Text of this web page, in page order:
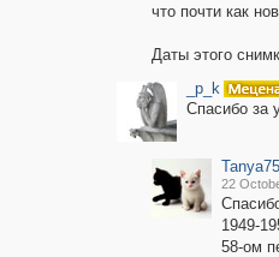
что почти как
Даты этого
_p_k
Спасибо за
22
1949-
58-ом